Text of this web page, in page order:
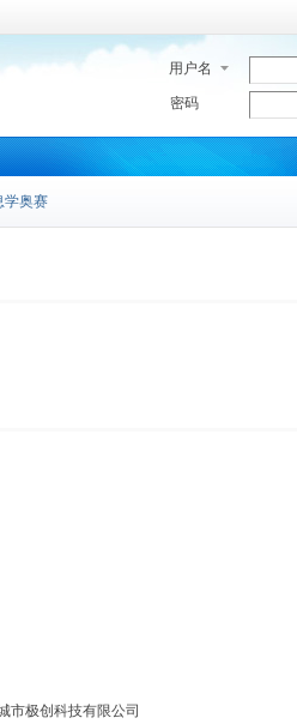
用户名
密码
学奥赛
市极创科技有限公司